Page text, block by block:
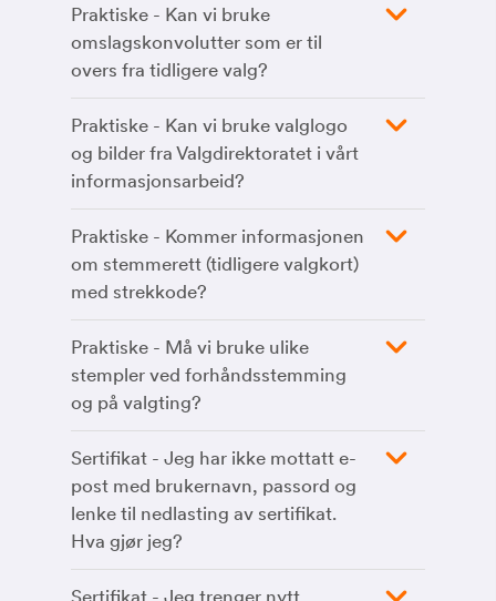
Praktiske - Kan vi bruke
omslagskonvolutter som er til
overs fra tidligere valg?
Praktiske - Kan vi bruke valglogo
og bilder fra Valgdirektoratet i vårt
informasjonsarbeid?
Praktiske - Kommer informasjonen
om stemmerett (tidligere valgkort)
med strekkode?
Praktiske - Må vi bruke ulike
stempler ved forhåndsstemming
og på valgting?
Sertifikat - Jeg har ikke mottatt e-
post med brukernavn, passord og
lenke til nedlasting av sertifikat.
Hva gjør jeg?